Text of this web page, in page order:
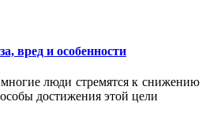
вред и особенности
люди стремятся к снижению
достижения этой цели